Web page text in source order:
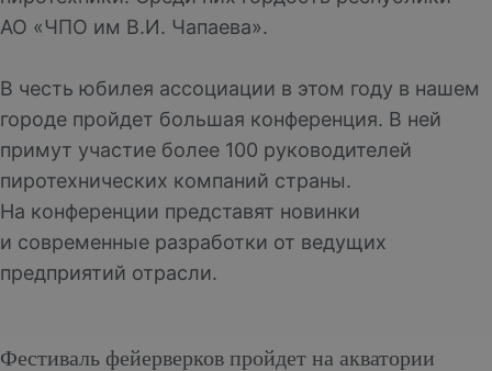
АО «ЧПО им В.И. Чапаева».
В честь юбилея ассоциации в этом году в нашем
городе пройдет большая конференция. В ней
примут участие более 100 руководителей
пиротехнических компаний страны.
На конференции представят новинки
и современные разработки от ведущих
предприятий отрасли.
Фестиваль фейерверков пройдет на акватории